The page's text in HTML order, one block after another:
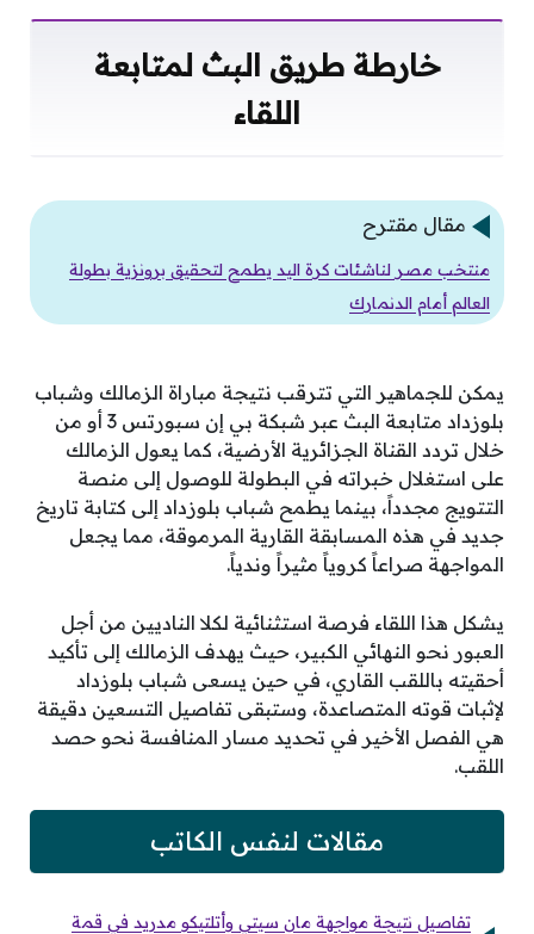
خارطة طريق البث لمتابعة
اللقاء
مقال مقترح
منتخب مصر لناشئات كرة اليد يطمح لتحقيق برونزية بطولة
العالم أمام الدنمارك
يمكن للجماهير التي تترقب نتيجة مباراة الزمالك وشباب
بلوزداد متابعة البث عبر شبكة بي إن سبورتس 3 أو من
خلال تردد القناة الجزائرية الأرضية، كما يعول الزمالك
على استغلال خبراته في البطولة للوصول إلى منصة
التتويج مجدداً، بينما يطمح شباب بلوزداد إلى كتابة تاريخ
جديد في هذه المسابقة القارية المرموقة، مما يجعل
المواجهة صراعاً كروياً مثيراً وندياً.
يشكل هذا اللقاء فرصة استثنائية لكلا الناديين من أجل
العبور نحو النهائي الكبير، حيث يهدف الزمالك إلى تأكيد
أحقيته باللقب القاري، في حين يسعى شباب بلوزداد
لإثبات قوته المتصاعدة، وستبقى تفاصيل التسعين دقيقة
هي الفصل الأخير في تحديد مسار المنافسة نحو حصد
اللقب.
مقالات لنفس الكاتب
تفاصيل نتيجة مواجهة مان سيتي وأتلتيكو مدريد في قمة